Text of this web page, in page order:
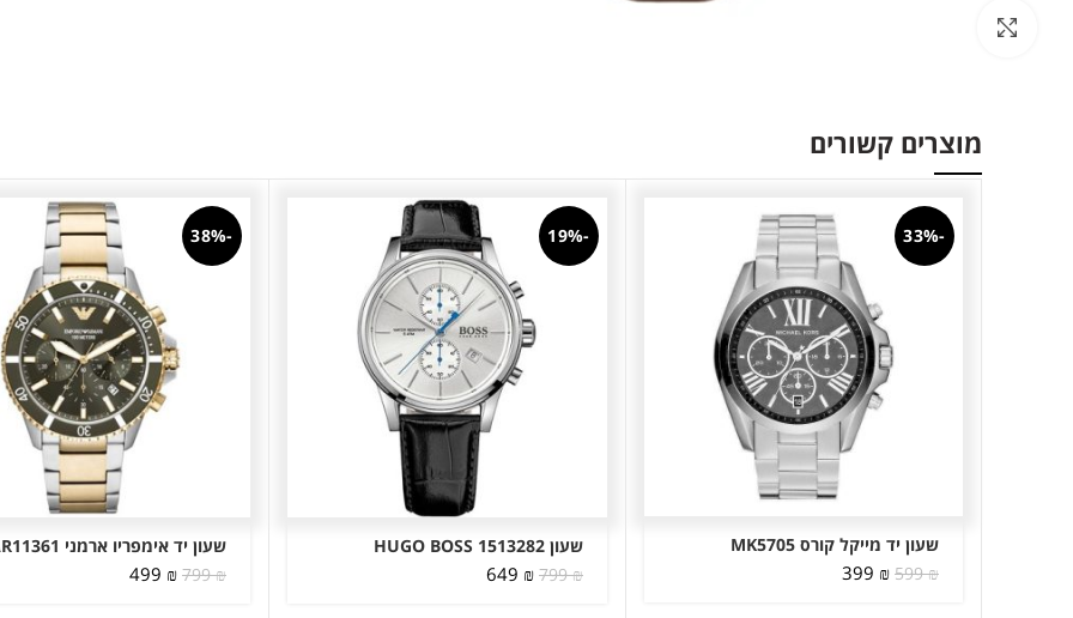
מוצרים קשורים
-33%
שעון יד מייקל קורס MK5705
599₪
המחיר
399 ₪
המחיר
-19%
שעון HUGO BOSS 1513282
799₪
המחיר
649 ₪
המחיר
-38%
שעון יד אימפריו ארמני AR11361
799₪
המחיר
499 ₪
המחיר